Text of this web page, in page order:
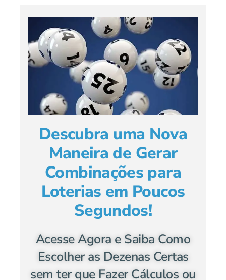
Descubra uma Nova
Maneira de Gerar
Combinações para
Loterias em Poucos
Segundos!
Acesse Agora e Saiba Como
Escolher as Dezenas Certas
sem ter que Fazer Cálculos ou